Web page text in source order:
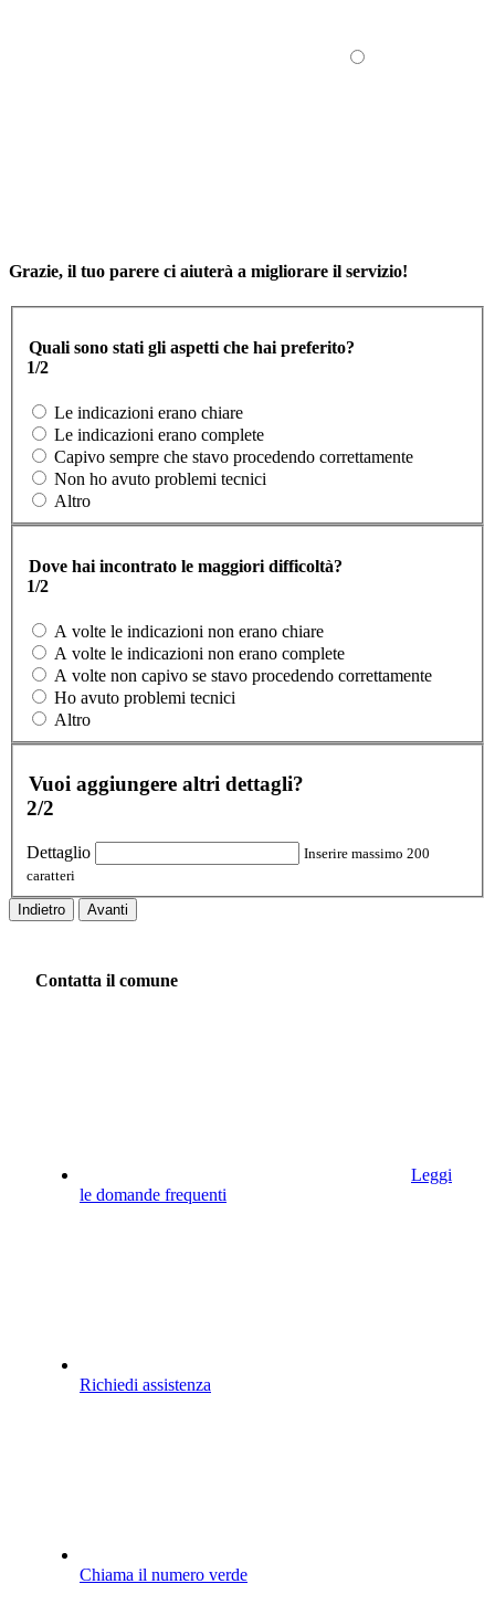
Grazie, il tuo parere ci aiuterà a migliorare il servizio!
Quali sono stati gli aspetti che hai preferito?
1/2
Le indicazioni erano chiare
Le indicazioni erano complete
Capivo sempre che stavo procedendo correttamente
Non ho avuto problemi tecnici
Altro
Dove hai incontrato le maggiori difficoltà?
1/2
A volte le indicazioni non erano chiare
A volte le indicazioni non erano complete
A volte non capivo se stavo procedendo correttamente
Ho avuto problemi tecnici
Altro
Vuoi aggiungere altri dettagli?
2/2
Dettaglio
Inserire massimo 200
caratteri
Indietro Avanti
Contatta il comune
Leggi
le domande frequenti
Richiedi assistenza
Chiama il numero verde